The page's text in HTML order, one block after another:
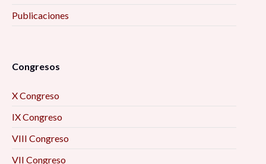
Publicaciones
Congresos
X Congreso
IX Congreso
VIII Congreso
VII Congreso